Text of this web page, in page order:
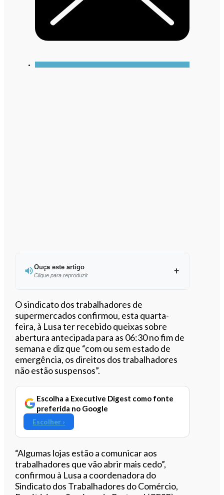
Ouça este artigo
Clique para reproduzir
Ouvir este artigo
O sindicato dos trabalhadores de
supermercados confirmou, esta quarta-
feira, à Lusa ter recebido queixas sobre
abertura antecipada para as 06:30 no fim de
semana e diz que “com ou sem estado de
emergência, os direitos dos trabalhadores
não estão suspensos”.
Escolha a Executive Digest como fonte
preferida no Google
Escolher ›
“Algumas lojas estão a comunicar aos
trabalhadores que vão abrir mais cedo”,
confirmou à Lusa a coordenadora do
Sindicato dos Trabalhadores do Comércio,